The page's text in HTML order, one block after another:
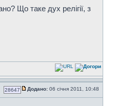
Що таке дух релігії, з
28647 Додано: 06 січня 2011, 10:48